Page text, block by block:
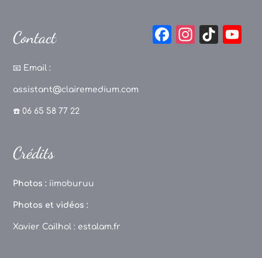
Contact
📧 Email :
assistant@clairemedium.com
☎️ 06 65 58 77 22
F
In
Ti
Crédits
Photos : iimoburuu
Photos et vidéos :
Xavier Cailhol : estalam.fr